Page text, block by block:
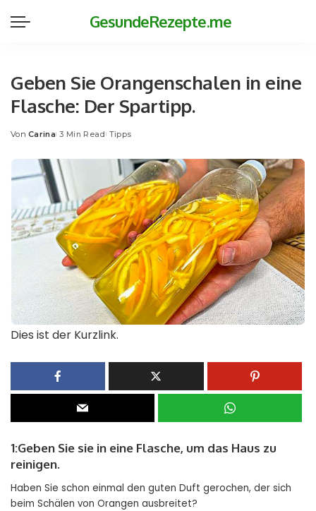
GesundeRezepte.me
Geben Sie Orangenschalen in eine
Flasche: Der Spartipp.
Posted
Von Carina 3 Min Read Tipps
Dies ist der Kurzlink.
1:Geben Sie sie in eine Flasche, um das Haus zu
reinigen.
Haben Sie schon einmal den guten Duft gerochen, der sich
beim Schälen von Orangen ausbreitet?